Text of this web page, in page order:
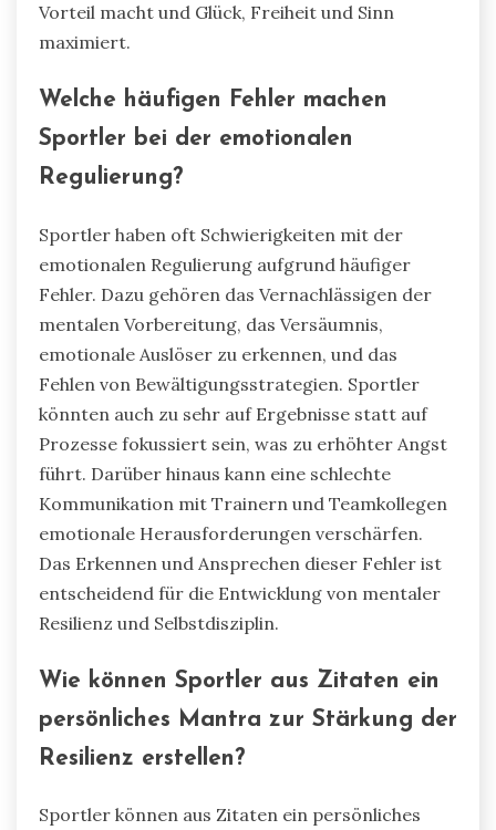
Vorteil macht und Glück, Freiheit und Sinn
maximiert.
Welche häufigen Fehler machen
Sportler bei der emotionalen
Regulierung?
Sportler haben oft Schwierigkeiten mit der
emotionalen Regulierung aufgrund häufiger
Fehler. Dazu gehören das Vernachlässigen der
mentalen Vorbereitung, das Versäumnis,
emotionale Auslöser zu erkennen, und das
Fehlen von Bewältigungsstrategien. Sportler
könnten auch zu sehr auf Ergebnisse statt auf
Prozesse fokussiert sein, was zu erhöhter Angst
führt. Darüber hinaus kann eine schlechte
Kommunikation mit Trainern und Teamkollegen
emotionale Herausforderungen verschärfen.
Das Erkennen und Ansprechen dieser Fehler ist
entscheidend für die Entwicklung von mentaler
Resilienz und Selbstdisziplin.
Wie können Sportler aus Zitaten ein
persönliches Mantra zur Stärkung der
Resilienz erstellen?
Sportler können aus Zitaten ein persönliches